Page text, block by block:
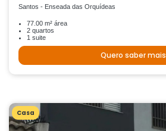
Santos - Enseada das Orquídeas
77.00 m² área
2 quartos
1 suite
Quero saber mais
Casa